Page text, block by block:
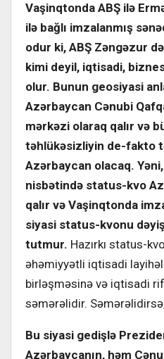
Vaşinqtonda ABŞ ilə
ilə bağlı imzalanmış
odur ki, ABŞ Zəngəzur
kimi deyil, iqtisadi,
olur. Bunun geosiyasi
Azərbaycan Cənubi
mərkəzi olaraq qalır və
təhlükəsizliyin de-fakto
Azərbaycan olacaq.
nisbətində status-kvo
qalır və Vaşinqtonda
siyasi status-kvonu
tutmur. Hazırkı status-
əhəmiyyətli iqtisadi
birləşməsinə və iqtisadi
səmərəlidir.
Bu siyasi gedişlə
Azərbaycanın, həm